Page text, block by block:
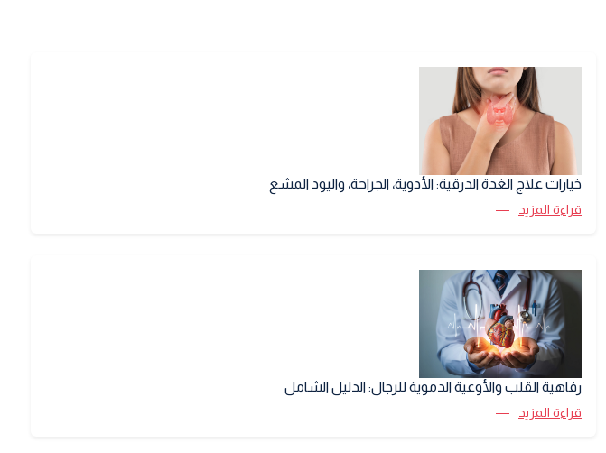
خيارات علاج الغدة الدرقية: الأدوية، الجراحة، واليود المشع
قراءة المزيد
رفاهية القلب والأوعية الدموية للرجال: الدليل الشامل
قراءة المزيد